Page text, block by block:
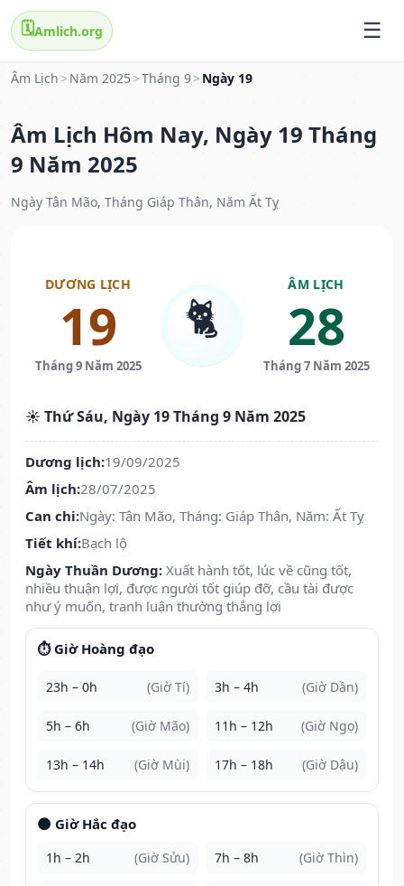
🗓️Amlich.org
Âm Lịch > Năm 2025 >Tháng 9> Ngày 19
Âm Lịch Hôm Nay, Ngày 19 Tháng
9 Năm 2025
Ngày Tân Mão, Tháng Giáp Thân, Năm Ất Tỵ
DƯƠNG LỊCH
19
Tháng 9 Năm 2025
🐈
ÂM LỊCH
28
Tháng 7 Năm 2025
☀️ Thứ Sáu, Ngày 19 Tháng 9 Năm 2025
Dương lịch:19/09/2025
Âm lịch:28/07/2025
Can chi:Ngày: Tân Mão, Tháng: Giáp Thân, Năm: Ất Tỵ
Tiết khí:Bạch lộ
Ngày Thuần Dương: Xuất hành tốt, lúc về cũng tốt,
nhiều thuận lợi, được người tốt giúp đỡ, cầu tài được
như ý muốn, tranh luận thường thắng lợi
⏱️ Giờ Hoàng đạo
23h – 0h (Giờ Tí) 3h – 4h (Giờ Dần)
5h – 6h (Giờ Mão) 11h – 12h (Giờ Ngọ)
13h – 14h (Giờ Mùi) 17h – 18h (Giờ Dậu)
🌑 Giờ Hắc đạo
1h – 2h (Giờ Sửu) 7h – 8h (Giờ Thìn)